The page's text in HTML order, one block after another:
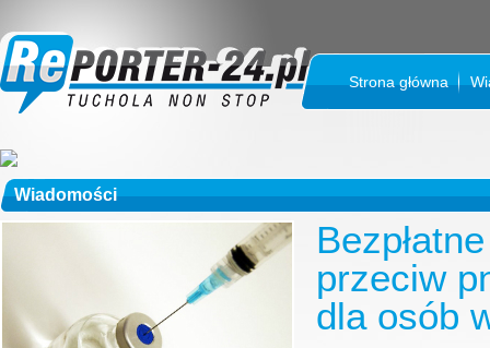
Strona główna
Wiadomości
przeciw
dla osób